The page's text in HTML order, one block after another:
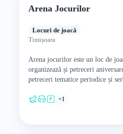
Arena Jocurilor
Locuri de joacă
Timișoara
Arena jocurilor este un loc de
organizează și petreceri
petreceri tematice periodice și
+1